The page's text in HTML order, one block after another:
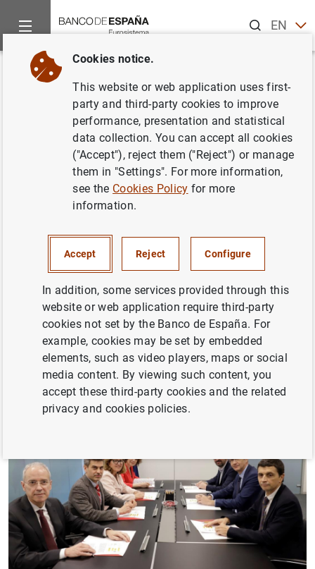
ENES
Home News and events
Back
El INE, la AEAT, la Seguridad
Social, el Banco de España y el
SEPE firman un acuerdo para
permitir el acceso conjunto a
sus bases de datos para
investigación de interés público
12/02/2024
STATISTICAL INFORMATION AND DATABASES
Cookies notice.
This website or web application uses first-
party and third-party cookies to improve
performance, presentation and statistical
data collection. You can accept all cookies
("Accept"), reject them ("Reject") or manage
them in "Settings". For more information,
see the Cookies Policy for more
information.
Accept Reject Configure
In addition, some services provided through this
website or web application require third-party
cookies not set by the Banco de España. For
example, cookies may be set by embedded
elements, such as video players, maps or social
media content. By viewing such content, you
accept these third-party cookies and the related
privacy and cookies policies.